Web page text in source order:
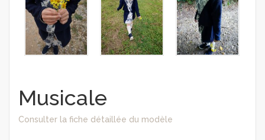
Musicale
Consulter la fiche détaillée du modèle